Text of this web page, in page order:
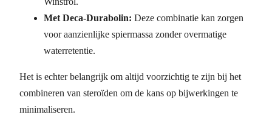
Met Deca-Durabolin: Deze combinatie kan zorgen
voor aanzienlijke spiermassa zonder overmatige
waterretentie.
Het is echter belangrijk om altijd voorzichtig te zijn bij het
combineren van steroïden om de kans op bijwerkingen te
minimaliseren.